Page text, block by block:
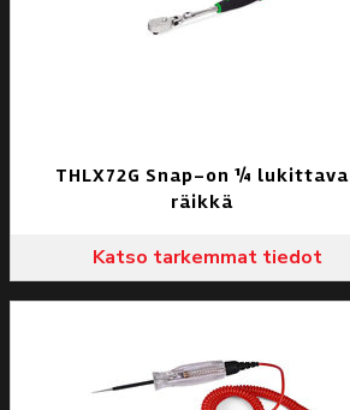
THLX72G Snap-on ¼ lukittava
räikkä
Katso tarkemmat tiedot